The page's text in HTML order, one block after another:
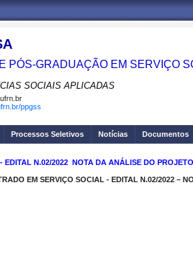
PÓS-GRADUAÇÃO EM SERVIÇO
SOCIAIS APLICADAS
ppgss
Processos Seletivos Notícias Documentos
N.02/2022  NOTA DA ANÁLISE DO
EM SERVIÇO SOCIAL - EDITAL N.02/2022 –